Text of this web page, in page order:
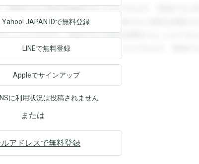
登録すると回答を閲覧することができます。登録すると回
答を閲覧することができます。登録すると回答を閲覧する
ことができます。登録すると回答を閲覧することができま
す。登録すると回答を閲覧することができます。登録する
Yahoo! JAPAN IDで無料登録
LINEで無料登録
Appleでサインアップ
に利用状況は投稿されません
または
ルアドレスで無料登録